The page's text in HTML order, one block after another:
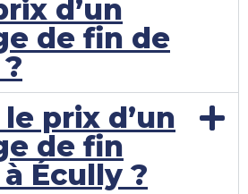
d’un
de fin de
prix d’un
de fin
Écully ?